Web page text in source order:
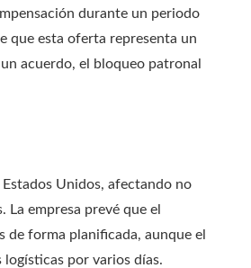
durante un periodo
que esta oferta representa un
acuerdo, el bloqueo patronal
Unidos, afectando no
empresa prevé que el
de forma planificada, aunque el
por varios días.